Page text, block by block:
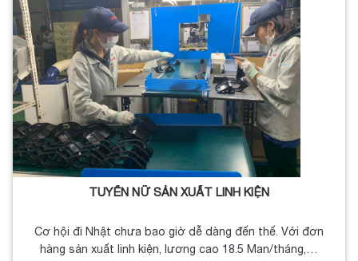
TUYỂN NỮ SẢN XUẤT LINH KIỆN
Cơ hội đi Nhật chưa bao giờ dễ dàng đến thế. Với đơn
hàng sản xuất linh kiện, lương cao 18.5 Man/tháng,…